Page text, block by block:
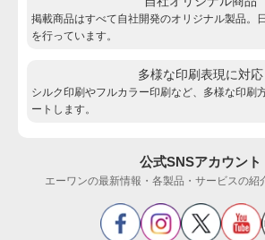
掲載商品はすべて自社開発のオリジナル製品。
を行っています。
多様な印刷表現に対応
シルク印刷やフルカラー印刷など、多様な印刷
ートします。
公式SNSアカウント
エーワンの最新情報・各製品・サービスの紹